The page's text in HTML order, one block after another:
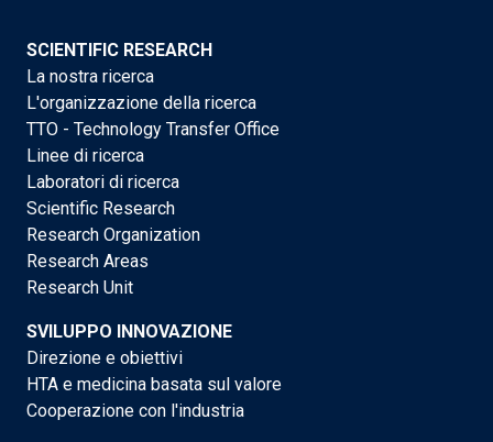
SCIENTIFIC RESEARCH
La nostra ricerca
L'organizzazione della ricerca
TTO - Technology Transfer Office
Linee di ricerca
Laboratori di ricerca
Scientific Research
Research Organization
Research Areas
Research Unit
SVILUPPO INNOVAZIONE
Direzione e obiettivi
HTA e medicina basata sul valore
Cooperazione con l'industria